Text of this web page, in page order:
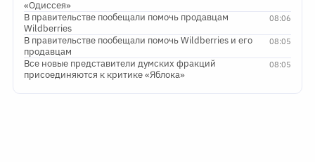
«Одиссея»
08:06
В правительстве пообещали помочь продавцам
Wildberries
08:05
В правительстве пообещали помочь Wildberries и его
продавцам
08:05
Все новые представители думских фракций
присоединяются к критике «Яблока»